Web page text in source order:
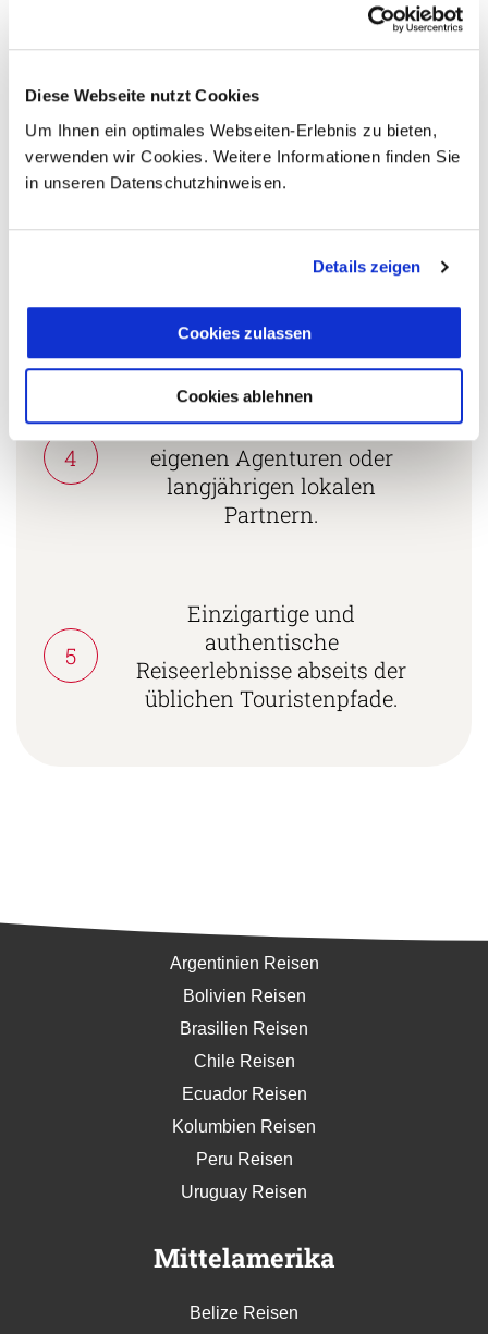
Diese Webseite nutzt Cookies
Um Ihnen ein optimales Webseiten-Erlebnis zu bieten,
verwenden wir Cookies. Weitere Informationen finden Sie
in unseren Datenschutzhinweisen.
Details zeigen
Cookies zulassen
Cookies ablehnen
Persönliche Beratung durch
Länderspezialisten.
Mehrfach mit
nachhaltiges Unternehmen
zertifiziert.
4
Zusammenarbeit in den
Reiseländern nur mit
eigenen Agenturen oder
langjährigen lokalen
Partnern.
5
Einzigartige und
authentische
Reiseerlebnisse abseits der
üblichen Touristenpfade.
Argentinien Reisen
Bolivien Reisen
Brasilien Reisen
Chile Reisen
Ecuador Reisen
Kolumbien Reisen
Peru Reisen
Uruguay Reisen
Mittelamerika
Belize Reisen